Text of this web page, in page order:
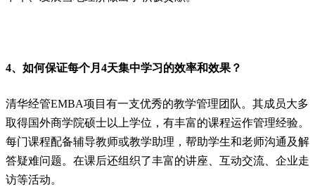
4、如何保证每个月4天集中学习的效率和效果？
清华经管EMBA项目有一支优秀的教学管理团队。其成员大多
取得国外商学院硕士以上学位，有丰富的课程运作管理经验。
每门课程配备辅导教师或教学助理，帮助学生和老师沟通及解
答疑难问题。在课后还组织了丰富的讲座、互动交流、企业走
访等活动。